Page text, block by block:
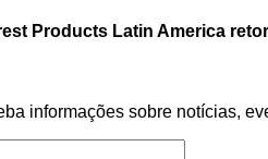
Products Latin America
informações sobre notícias,